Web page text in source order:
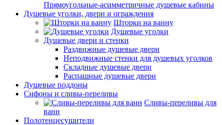
Прямоугольные-асимметричные душевые кабины
Душевые уголки, двери и ограждения
Шторки на ванну
Душевые уголки
Душевые двери и стенки
Раздвижные душевые двери
Неподвижные стенки для душевых уголков
Складные душевые двери
Распашные душевые двери
Душевые поддоны
Сифоны и сливы-переливы
Сливы-переливы для
ванн
Полотенцесушители